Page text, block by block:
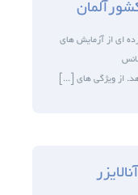
ای از آزمایش های